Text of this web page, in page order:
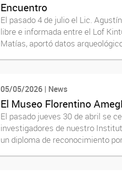
Encuentro
El pasado 4 de julio el Lic.
libre e informada entre el Lof
Matías, aportó datos
05/05/2026 | News
El Museo Florentino
El pasado jueves 30 de abril se
investigadores de nuestro
un diploma de reconocimiento